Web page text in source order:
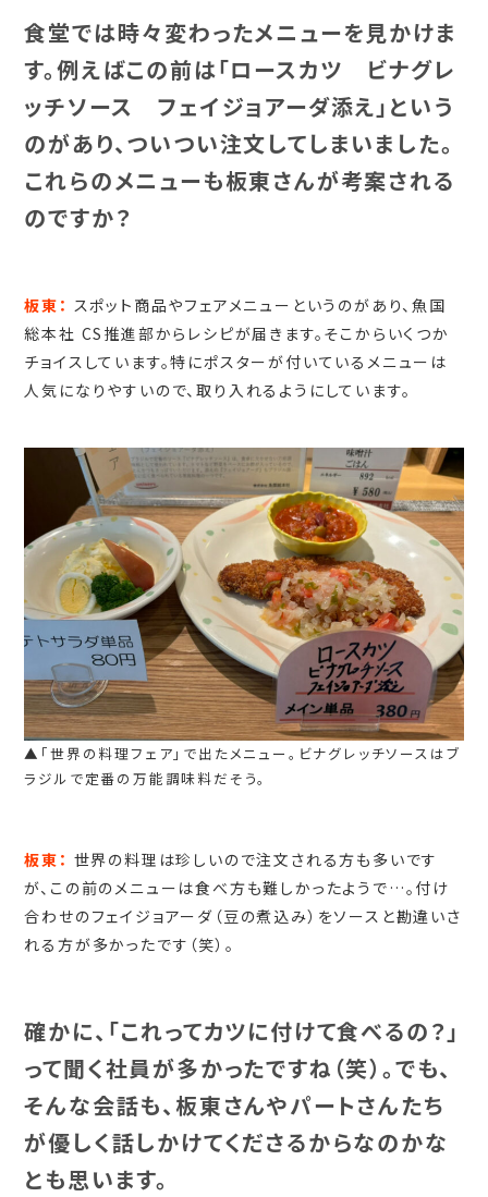
食堂では時々変わったメニューを見かけま
す。例えばこの前は「ロースカツ ビナグレ
ッチソース フェイジョアーダ添え」という
のがあり、ついつい注文してしまいました。
これらのメニューも板東さんが考案される
のですか？
板東： スポット商品やフェアメニューというのがあり、魚国
総本社 CS推進部からレシピが届きます。そこからいくつか
チョイスしています。特にポスターが付いているメニューは
人気になりやすいので、取り入れるようにしています。
▲「世界の料理フェア」で出たメニュー。ビナグレッチソースはブ
ラジルで定番の万能調味料だそう。
板東： 世界の料理は珍しいので注文される方も多いです
が、この前のメニューは食べ方も難しかったようで…。付け
合わせのフェイジョアーダ（豆の煮込み）をソースと勘違いさ
れる方が多かったです（笑）。
確かに、「これってカツに付けて食べるの？」
って聞く社員が多かったですね（笑）。でも、
そんな会話も、板東さんやパートさんたち
が優しく話しかけてくださるからなのかな
とも思います。